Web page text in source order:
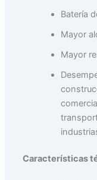
Batería
Mayor
Mayor
Características